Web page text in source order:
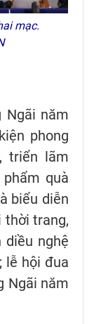
mạc.
Ngãi năm
phong
triển lãm
quà
biểu diễn
thời trang,
diều nghệ
lễ hội đua
Ngãi năm